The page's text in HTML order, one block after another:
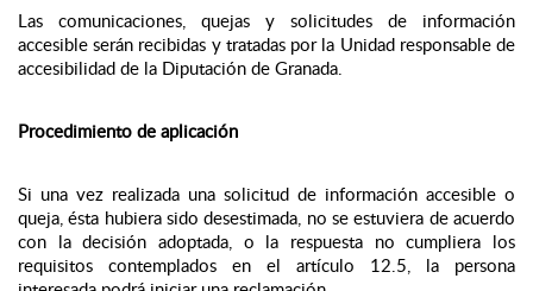
Las comunicaciones, quejas y solicitudes de información
accesible serán recibidas y tratadas por la Unidad responsable de
accesibilidad de la Diputación de Granada.
Procedimiento de aplicación
Si una vez realizada una solicitud de información accesible o
queja, ésta hubiera sido desestimada, no se estuviera de acuerdo
con la decisión adoptada, o la respuesta no cumpliera los
requisitos contemplados en el artículo 12.5, la persona